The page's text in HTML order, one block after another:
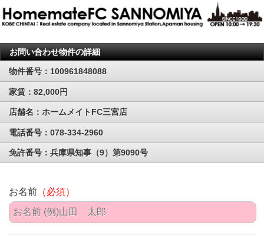
お問い合わせ物件の詳細
物件番号：100961848088
家賃：82,000円
店舗名：ホームメイトFC三宮店
電話番号：078-334-2960
免許番号：兵庫県知事（9）第9090号
お名前 （必須）